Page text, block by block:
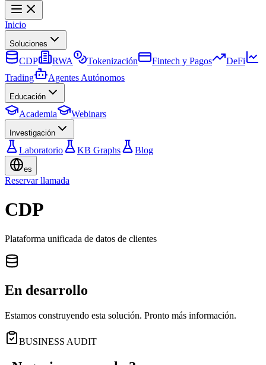
Inicio
Soluciones
CDP RWA Tokenización Fintech y Pagos
DeFi
Trading
Agentes Autónomos
Educación
Academia Webinars
Investigación
Laboratorio KB Graphs Blog
es
Reservar llamada
CDP
Plataforma unificada de datos de clientes
En desarrollo
Estamos construyendo esta solución. Pronto más información.
BUSINESS AUDIT